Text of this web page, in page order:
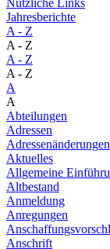
Nützliche Links
Jahresberichte
A - Z
A - Z
A - Z
A - Z
A
A
Abteilungen
Adressen
Adressenänderungen
Aktuelles
Allgemeine
Altbestand
Anmeldung
Anregungen
Anschrift